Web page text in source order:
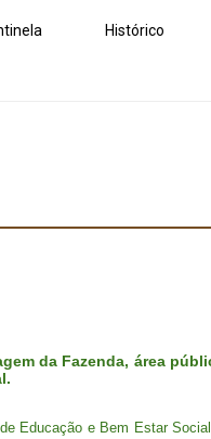
Histórico
da Fazenda, área
Educação e Bem Estar